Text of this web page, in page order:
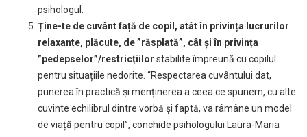
psihologul.
Ține-te de cuvânt față de copil, atât în privința lucrurilor
relaxante, plăcute, de ”răsplată”, cât și în privința
”pedepselor”/restricțiilor stabilite împreună cu copilul
pentru situațiile nedorite. “Respectarea cuvântului dat,
punerea în practică și menținerea a ceea ce spunem, cu alte
cuvinte echilibrul dintre vorbă și faptă, va râmâne un model
de viață pentru copil”, conchide psihologului
Laura-Maria